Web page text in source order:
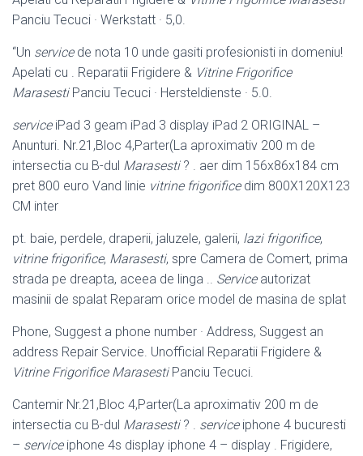
Panciu Tecuci · Werkstatt · 5,0.
“Un servicede nota 10 unde gasiti profesionisti in domeniu!
Apelati cu . Reparatii Frigidere & Vitrine Frigorifice
MarasestiPanciu Tecuci · Hersteldienste · 5.0.
serviceiPad 3 geam iPad 3 display iPad 2 ORIGINAL –
Anunturi. Nr.21,Bloc 4,Parter(La aproximativ 200 m de
intersectia cu B-dul Marasesti? . aer dim 156x86x184 cm
pret 800 euro Vand linie vitrine frigorificedim 800X120X123
CM inter
pt. baie, perdele, draperii, jaluzele, galerii, lazi frigorifice,
vitrine frigorifice, Marasesti, spre Camera de Comert, prima
strada pe dreapta, aceea de linga .. Serviceautorizat
masinii de spalat Reparam orice model de masina de splat
Phone, Suggest a phone number · Address, Suggest an
address Repair Service. Unofficial Reparatii Frigidere &
Vitrine Frigorifice MarasestiPanciu Tecuci.
Cantemir Nr.21,Bloc 4,Parter(La aproximativ 200 m de
intersectia cu B-dul Marasesti? . serviceiphone 4 bucuresti
– serviceiphone 4s display iphone 4 – display . Frigidere,